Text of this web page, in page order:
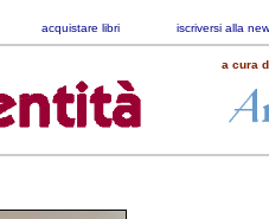
acquistare libri iscriversi alla
a cura